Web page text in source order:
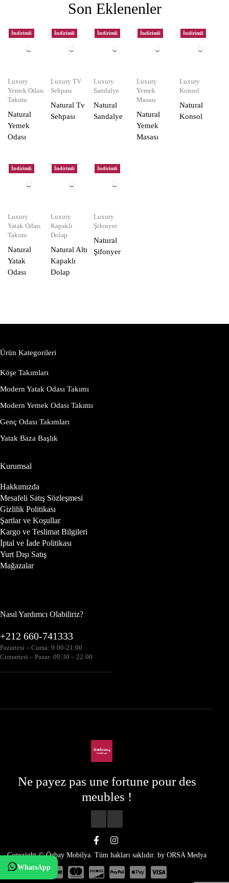
Son Eklenenler
İndirimli
Luxury
Yemek Odası
Takımı
Natural
Yemek
Odası
İndirimli
Luxury TV
Sehpası
Natural Tv
Sehpası
İndirimli
Luxury
Sandalye
Natural
Sandalye
İndirimli
Luxury
Yemek
Masası
Natural
Yemek
Masası
İndirimli
Luxury
Konsol
Natural
Konsol
İndirimli
Luxury
Yatak Odası
Takımı
Natural
Yatak
Odası
İndirimli
Luxury
Kapaklı
Dolap
Natural Altı
Kapaklı
Dolap
İndirimli
Luxury
Şifonyer
Natural
Şifonyer
Ürün Kategorileri
Köşe Takımları
Modern Yatak Odası Takımı
Modern Yemek Odası Takımı
Genç Odası Takımları
Yatak Baza Başlık
Kurumsal
Hakkımızda
Mesafeli Satış Sözleşmesi
Gizlilik Politikası
Şartlar ve Koşullar
Kargo ve Teslimat Bilgileri
İptal ve İade Politikası
Yurt Dışı Satış
Mağazalar
Nasıl Yardımcı Olabiliriz?
+212 660-741333
Pazartesi – Cuma: 9:00-21:00
Cumartesi – Pazar: 09:30 – 22:00
Ne payez pas une fortune pour des
meubles !
Copyright © Özbay Mobilya. Tüm hakları saklıdır. by ORSA Medya
WhatsApp